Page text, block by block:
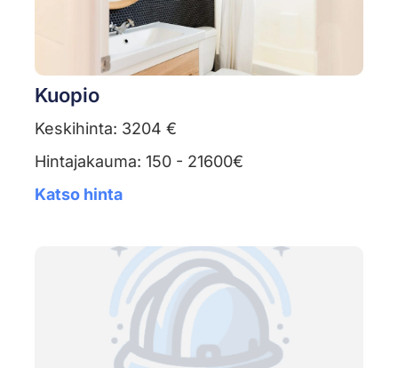
Kuopio
Keskihinta: 3204 €
Hintajakauma: 150 - 21600€
Katso hinta